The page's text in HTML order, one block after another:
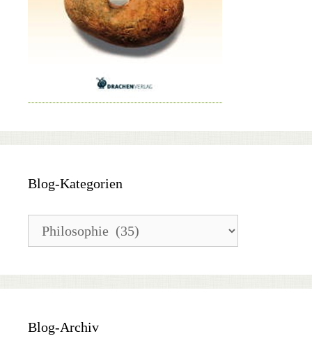
Blog-Kategorien
Kategorien
Blog-Archiv